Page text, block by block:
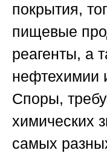
покрытия,
пищевые
реагенты, а
нефтехимии
Споры,
химических
самых